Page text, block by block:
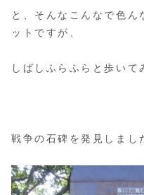
と、そんなこんなで色ん
ットですが、
しばしふらふらと歩いて
戦争の石碑を発見しまし